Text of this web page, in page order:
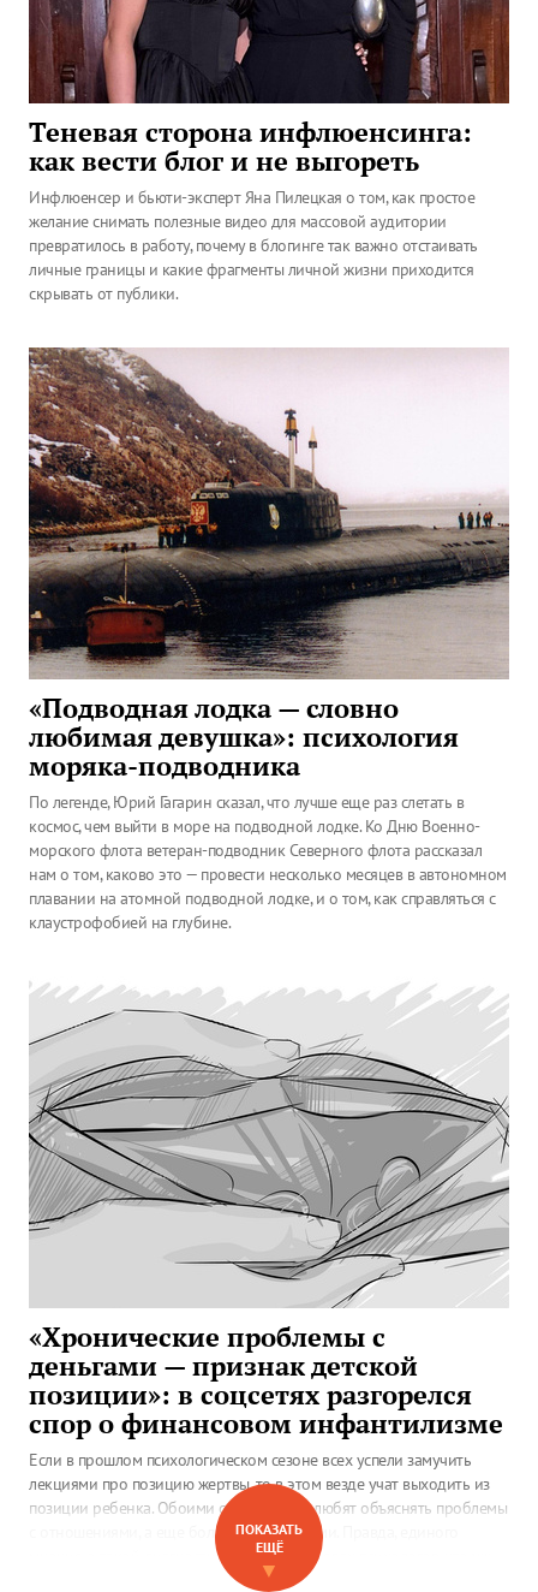
Теневая сторона инфлюенсинга:
как вести блог и не выгореть
Инфлюенсер и бьюти-эксперт Яна Пилецкая о том, как простое
желание снимать полезные видео для массовой аудитории
превратилось в работу, почему в блогинге так важно отстаивать
личные границы и какие фрагменты личной жизни приходится
скрывать от публики.
«Подводная лодка — словно
любимая девушка»: психология
моряка-подводника
По легенде, Юрий Гагарин сказал, что лучше еще раз слетать в
космос, чем выйти в море на подводной лодке. Ко Дню Военно-
морского флота ветеран-подводник Северного флота рассказал
нам о том, каково это — провести несколько месяцев в автономном
плавании на атомной подводной лодке, и о том, как справляться с
клаустрофобией на глубине.
«Хронические проблемы с
деньгами — признак детской
позиции»: в соцсетях разгорелся
спор о финансовом инфантилизме
Если в прошлом психологическом сезоне всех успели замучить
лекциями про позицию жертвы, то в этом везде учат выходить из
позиции ребенка. Обоими состояниями любят объяснять проблемы
с отношениями, а еще больше — с деньгами. Правда, единого
мнения о такой диагностике нет даже в рядах психологов, что уж
говорить об остальных людях.
ПОКАЗАТЬ
ЕЩЁ
▼